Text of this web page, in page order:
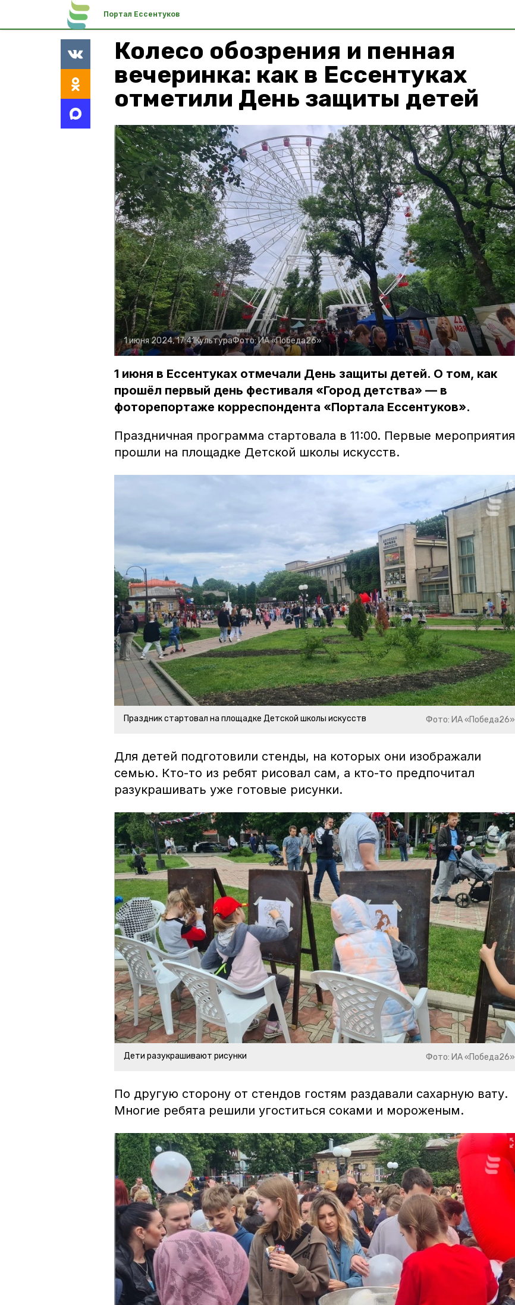
Портал Ессентуков
Колесо обозрения и пенная
вечеринка: как в Ессентуках
отметили День защиты детей
1 июня 2024, 17:41 КультураФото:ИА «Победа26»
1 июня в Ессентуках отмечали День защиты детей. О том, как
прошёл первый день фестиваля «Город детства» — в
фоторепортаже корреспондента «Портала Ессентуков».
Праздничная программа стартовала в 11:00. Первые мероприятия
прошли на площадке Детской школы искусств.
Праздник стартовал на площадке Детской школы искусств Фото: ИА «Победа26»
Для детей подготовили стенды, на которых они изображали
семью. Кто-то из ребят рисовал сам, а кто-то предпочитал
разукрашивать уже готовые рисунки.
Дети разукрашивают рисунки Фото: ИА «Победа26»
По другую сторону от стендов гостям раздавали сахарную вату.
Многие ребята решили угоститься соками и мороженым.